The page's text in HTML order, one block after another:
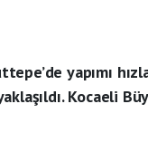
yapımı
Kocaeli